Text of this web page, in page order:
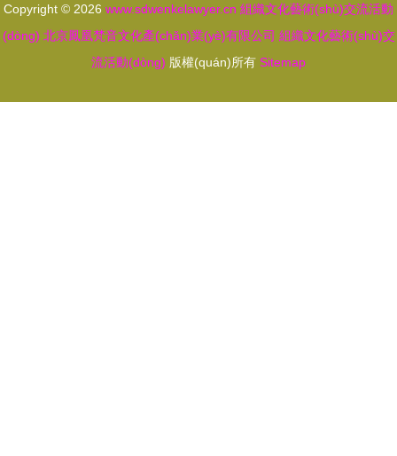
Copyright © 2026 www.sdwenkelawyer.cn 組織文化藝術(shù)交流活動
(dòng) 北京鳳凰梵音文化產(chǎn)業(yè)有限公司 組織文化藝術(shù)交
流活動(dòng) 版權(quán)所有 Sitemap